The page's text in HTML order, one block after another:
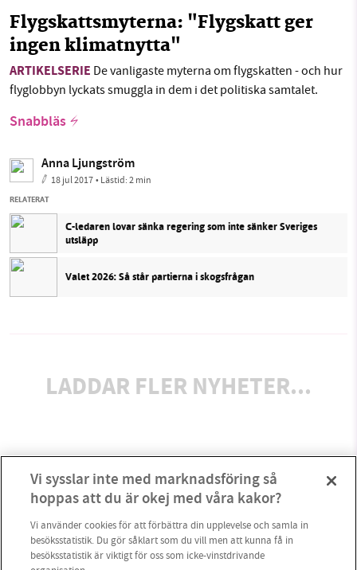
Flygskattsmyterna: "Flygskatt ger
ingen klimatnytta"
ARTIKELSERIE De vanligaste myterna om flygskatten - och hur
flyglobbyn lyckats smuggla in dem i det politiska samtalet.
Snabbläs
Anna Ljungström
18 jul 2017• Lästid:2 min
RELATERAT
C-ledaren lovar sänka regering som inte sänker Sveriges
utsläpp
Valet 2026: Så står partierna i skogsfrågan
LADDAR FLER NYHETER...
Vi sysslar inte med marknadsföring så
hoppas att du är okej med våra kakor?
Vi använder cookies för att förbättra din upplevelse och samla in
besöksstatistik. Du gör såklart som du vill men att kunna få in
besöksstatistik är viktigt för oss som icke-vinstdrivande